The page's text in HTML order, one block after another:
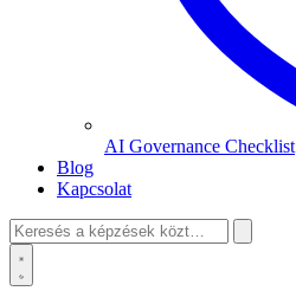
AI Governance Checklist
Blog
Kapcsolat